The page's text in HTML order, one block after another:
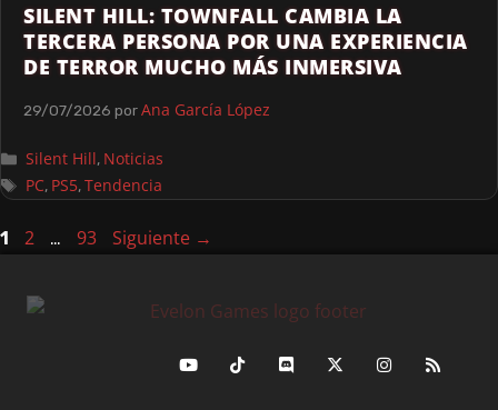
SILENT HILL: TOWNFALL CAMBIA LA
TERCERA PERSONA POR UNA EXPERIENCIA
DE TERROR MUCHO MÁS INMERSIVA
29/07/2026 porAna García López
Silent Hill, Noticias
PC, PS5,Tendencia
1 2 … 93 Siguiente →